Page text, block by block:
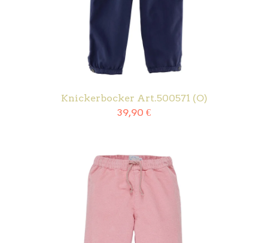
Knickerbocker Art.500571 (O)
39,90 €